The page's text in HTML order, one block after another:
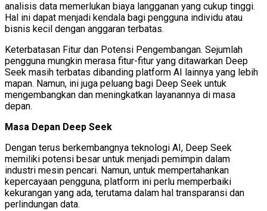
analisis data memerlukan biaya langganan yang cukup tinggi.
Hal ini dapat menjadi kendala bagi pengguna individu atau
bisnis kecil dengan anggaran terbatas.
Keterbatasan Fitur dan Potensi Pengembangan. Sejumlah
pengguna mungkin merasa fitur-fitur yang ditawarkan Deep
Seek masih terbatas dibanding platform AI lainnya yang lebih
mapan. Namun, ini juga peluang bagi Deep Seek untuk
mengembangkan dan meningkatkan layanannya di masa
depan.
Masa Depan Deep Seek
Dengan terus berkembangnya teknologi AI, Deep Seek
memiliki potensi besar untuk menjadi pemimpin dalam
industri mesin pencari. Namun, untuk mempertahankan
kepercayaan pengguna, platform ini perlu memperbaiki
kekurangan yang ada, terutama dalam hal transparansi dan
perlindungan data.